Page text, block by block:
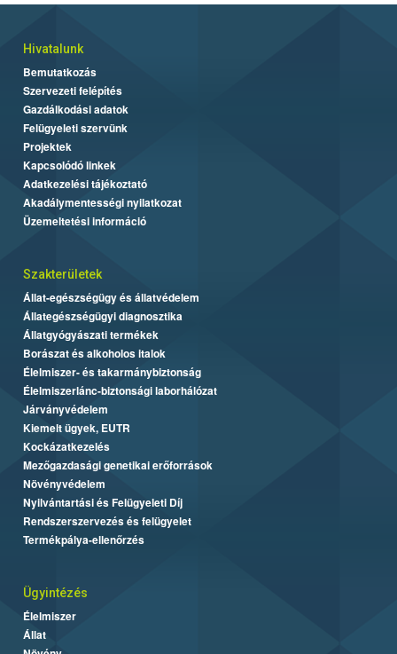
Hivatalunk
Bemutatkozás
Szervezeti felépítés
Gazdálkodási adatok
Felügyeleti szervünk
Projektek
Kapcsolódó linkek
Adatkezelési tájékoztató
Akadálymentességi nyilatkozat
Üzemeltetési információ
Szakterületek
Állat-egészségügy és állatvédelem
Állategészségügyi diagnosztika
Állatgyógyászati termékek
Borászat és alkoholos italok
Élelmiszer- és takarmánybiztonság
Élelmiszerlánc-biztonsági laborhálózat
Járványvédelem
Kiemelt ügyek, EUTR
Kockázatkezelés
Mezőgazdasági genetikai erőforrások
Növényvédelem
Nyilvántartási és Felügyeleti Díj
Rendszerszervezés és felügyelet
Termékpálya-ellenőrzés
Ügyintézés
Élelmiszer
Állat